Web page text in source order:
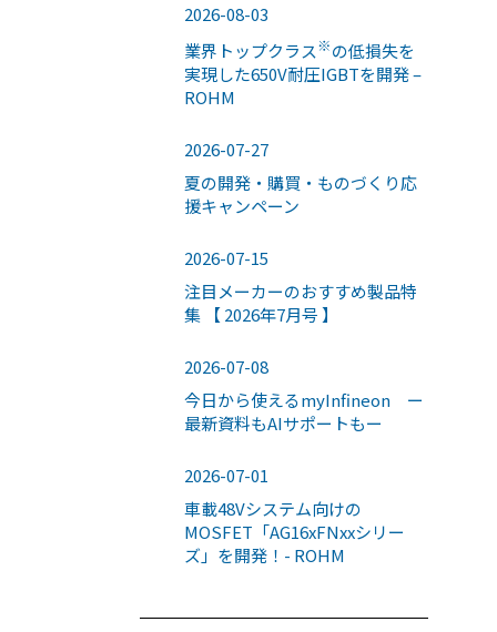
2026-08-03
業界トップクラス※の低損失を
実現した650V耐圧IGBTを開発 –
ROHM
2026-07-27
夏の開発・購買・ものづくり応
援キャンペーン
2026-07-15
注目メーカーのおすすめ製品特
集 【 2026年7月号 】
2026-07-08
今日から使えるmyInfineon ー
最新資料もAIサポートもー
2026-07-01
車載48Vシステム向けの
MOSFET「AG16xFNxxシリー
ズ」を開発！- ROHM